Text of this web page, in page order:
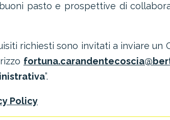
pasto e prospettive di
richiesti sono invitati a inviare un
”.
Policy